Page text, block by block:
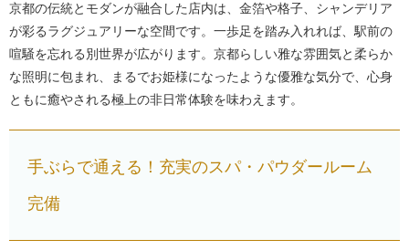
京都の伝統とモダンが融合した店内は、金箔や格子、シャンデリア
が彩るラグジュアリーな空間です。一歩足を踏み入れれば、駅前の
喧騒を忘れる別世界が広がります。京都らしい雅な雰囲気と柔らか
な照明に包まれ、まるでお姫様になったような優雅な気分で、心身
ともに癒やされる極上の非日常体験を味わえます。
手ぶらで通える！充実のスパ・パウダールーム
完備